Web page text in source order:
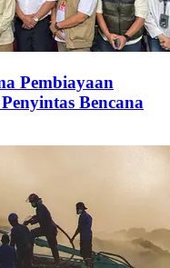
Pembiayaan
Bencana